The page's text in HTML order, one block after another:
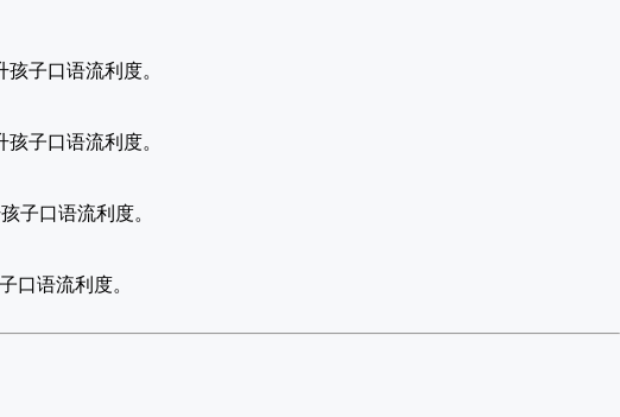
子口语流利度。
子口语流利度。
子口语流利度。
口语流利度。